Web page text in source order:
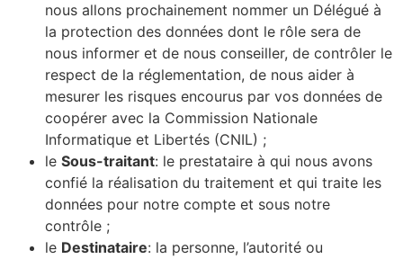
nous allons prochainement nommer un Délégué à
la protection des données dont le rôle sera de
nous informer et de nous conseiller, de contrôler le
respect de la réglementation, de nous aider à
mesurer les risques encourus par vos données de
coopérer avec la Commission Nationale
Informatique et Libertés (CNIL) ;
le Sous-traitant: le prestataire à qui nous avons
confié la réalisation du traitement et qui traite les
données pour notre compte et sous notre
contrôle ;
le Destinataire: la personne, l’autorité ou